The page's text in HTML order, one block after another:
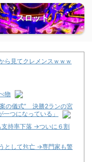
スロット
ら見てクレメンスｗｗｗ
物
の儀式” 決勝2ランの宮
つになっている」
支持率下落 →ついに６割
としてﾀﾋ亡 →専門家も警